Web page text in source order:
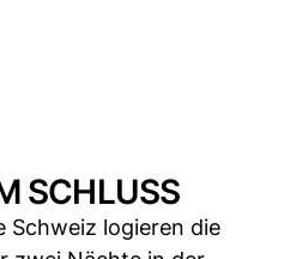
SCHLUSS
Schweiz logieren die